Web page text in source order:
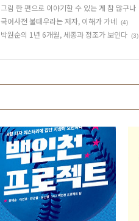
그림 한 편으로 이야기할 수 있는 게 참 많구나
국어사전 불태우라는 저자, 이해가 가네 (4)
박원순의 1년 6개월, 세종과 정조가 보인다 (3)